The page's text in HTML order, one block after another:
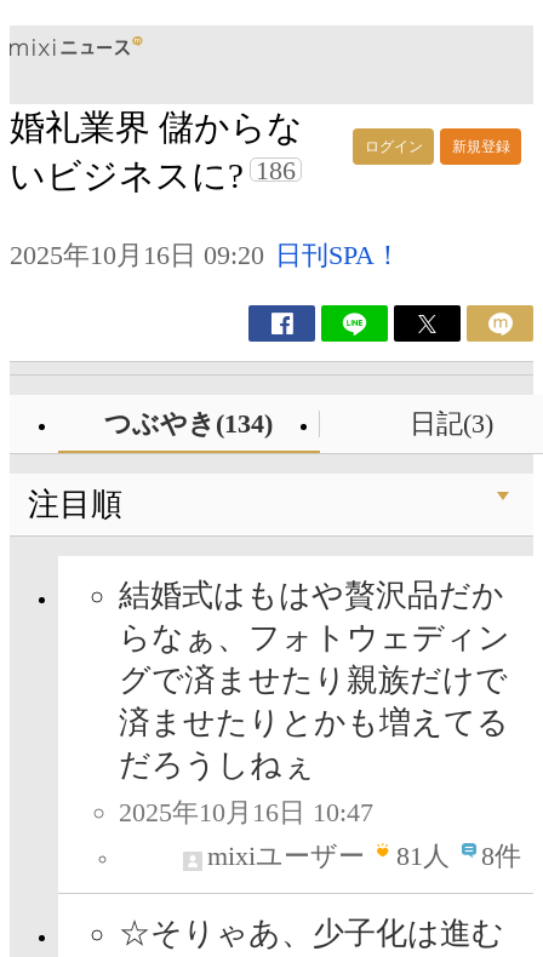
ログイン 新規登録
婚礼業界 儲からな
いビジネスに? 186
2025年10月16日 09:20 日刊SPA！
つぶやき(134) 日記(3)
注目順
結婚式はもはや贅沢品だか
らなぁ、フォトウェディン
グで済ませたり親族だけで
済ませたりとかも増えてる
だろうしねぇ
2025年10月16日 10:47
mixiユーザー
81人 8件
☆そりゃあ、少子化は進む